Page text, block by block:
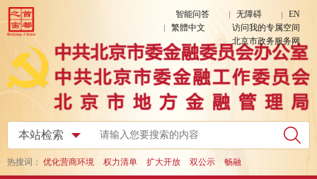
智能问答 无障碍
EN
繁體中文
访问我的专属空间
北京市政务服务网
热搜词： 优化营商环境 权力清单 扩大开放 双公示 畅融